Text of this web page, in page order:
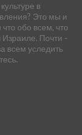
в
Это мы и
обо всем, что
Израиле. Почти -
всем уследить